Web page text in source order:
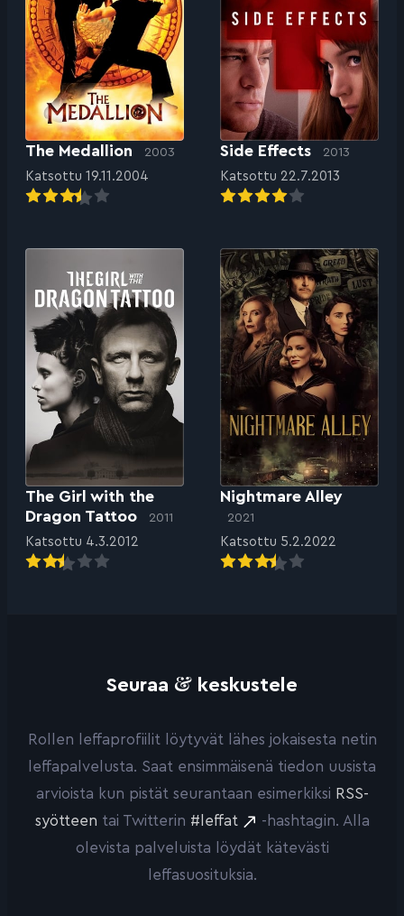
The Medallion 2003
Katsottu 19.11.2004
Side Effects 2013
Katsottu 22.7.2013
The Girl with the
Dragon Tattoo
2011
Katsottu 4.3.2012
Nightmare Alley
2021
Katsottu 5.2.2022
Seuraa & keskustele
Rollen leffaprofiilit löytyvät lähes jokaisesta netin
leffapalvelusta. Saat ensimmäisenä tiedon uusista
arvioista kun pistät seurantaan esimerkiksi RSS-
syötteen tai Twitterin #leffat
-hashtagin. Alla
olevista palveluista löydät kätevästi
leffasuosituksia.